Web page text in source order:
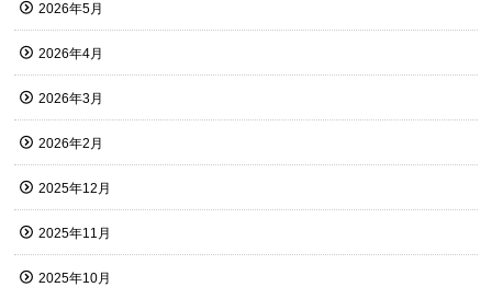
2026年5月
2026年4月
2026年3月
2026年2月
2025年12月
2025年11月
2025年10月